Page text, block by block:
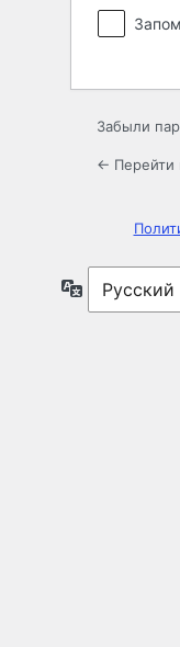
Забыли
← Перейти
Язык